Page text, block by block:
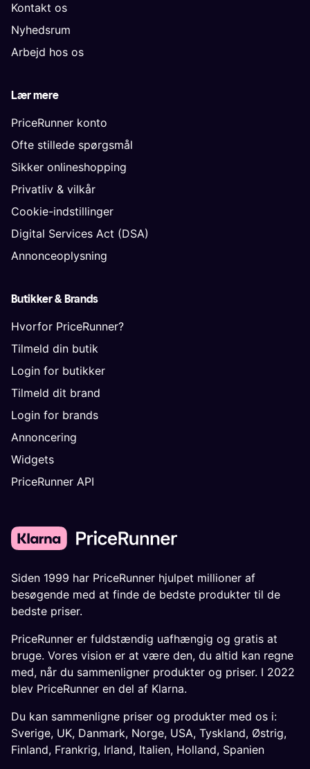
Kontakt os
Nyhedsrum
Arbejd hos os
Lær mere
PriceRunner konto
Ofte stillede spørgsmål
Sikker onlineshopping
Privatliv & vilkår
Cookie-indstillinger
Digital Services Act (DSA)
Annonceoplysning
Butikker & Brands
Hvorfor PriceRunner?
Tilmeld din butik
Login for butikker
Tilmeld dit brand
Login for brands
Annoncering
Widgets
PriceRunner API
Siden 1999 har PriceRunner hjulpet millioner af
besøgende med at finde de bedste produkter til de
bedste priser.
PriceRunner er fuldstændig uafhængig og gratis at
bruge. Vores vision er at være den, du altid kan regne
med, når du sammenligner produkter og priser. I 2022
blev PriceRunner en del af Klarna.
Du kan sammenligne priser og produkter med os i:
Sverige, UK, Danmark, Norge, USA, Tyskland, Østrig,
Finland, Frankrig, Irland, Italien, Holland, Spanien